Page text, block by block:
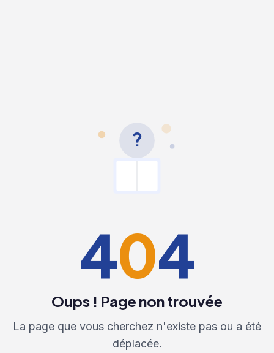
?
404
Oups ! Page non trouvée
La page que vous cherchez n'existe pas ou a été
déplacée.